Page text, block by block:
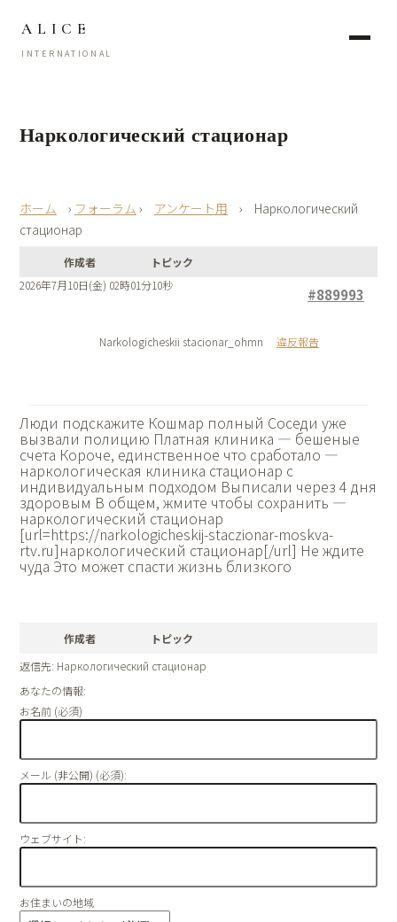
ALICE
INTERNATIONAL
Наркологический стационар
› フォーラム › アンケート用 ›
Наркологический
стационар
作成者
トピック
2026年7月10日(金) 02時01分10秒
#889993
Narkologicheskii stacionar_ohmn 違反報告
Люди подскажите Кошмар полный Соседи уже
вызвали полицию Платная клиника — бешеные
счета Короче, единственное что сработало —
наркологическая клиника стационар с
индивидуальным подходом Выписали через 4 дня
здоровым В общем, жмите чтобы сохранить —
наркологический стационар
[url=https://narkologicheskij-staczionar-moskva-
rtv.ru]наркологический стационар[/url] Не ждите
чуда Это может спасти жизнь близкого
作成者
トピック
返信先: Наркологический стационар
あなたの情報:
お名前 (必須)
メール (非公開) (必須):
ウェブサイト:
お住まいの地域